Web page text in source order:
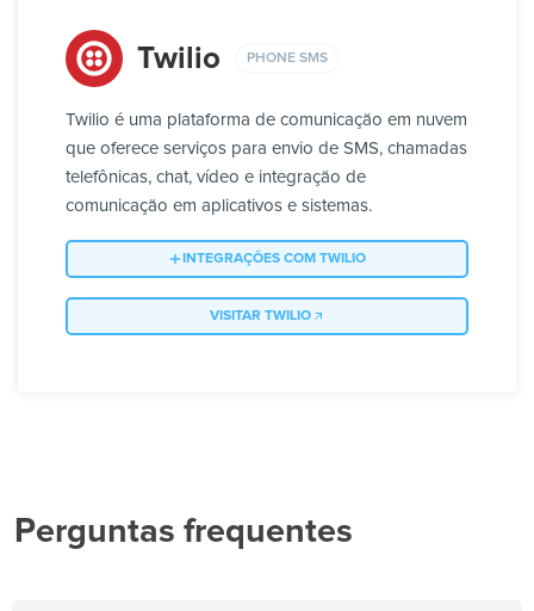
Twilio PHONE SMS
Twilio é uma plataforma de comunicação em nuvem
que oferece serviços para envio de SMS, chamadas
telefônicas, chat, vídeo e integração de
comunicação em aplicativos e sistemas.
INTEGRAÇÕES COM TWILIO
VISITAR TWILIO
Perguntas frequentes